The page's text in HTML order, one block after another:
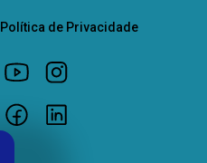
Política de Privacidade